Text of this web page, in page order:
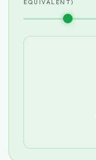
ÉQUIVALENT)